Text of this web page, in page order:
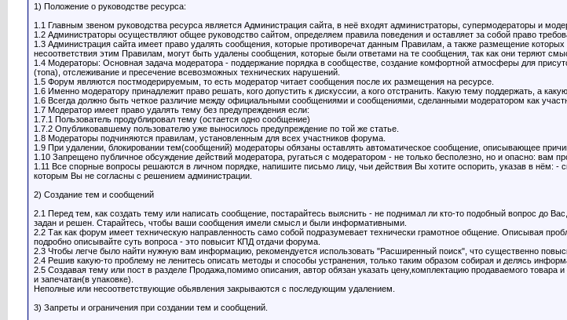
1) Положение о руководстве ресурса:
1.1 Главным звеном руководства ресурса является Администрация сайта, в неё входят администраторы, супермодераторы и
1.2 Администраторы осуществляют общее руководство сайтом, определяем правила поведения и оставляет за собой право
1.3 Администрация сайта имеет право удалять сообщения, которые противоречат данным Правилам, а также размещение
несоответствия этим Правилам, могут быть удалены сообщения, которые были ответами на те сообщения, так как они теряют
1.4 Модераторы: Основная задача модератора - поддержание порядка в сообществе, создание комфортной атмосферы для
(топа), отслеживание и пресечение всевозможных технических нарушений.
1.5 Форум являются постмодерируемым, то есть модератор читает сообщения после их размещения на ресурсе.
1.6 Именно модератору принадлежит право решать, кого допустить к дискуссии, а кого отстранить. Какую тему поддержать, а
1.6 Всегда должно быть четкое различие между официальными сообщениями и сообщениями, сделанными модератором как
1.7 Модератор имеет право удалять тему без предупреждения если:
1.7.1 Пользователь продублировал тему (остается одно сообщение)
1.7.2 Опубликовавшему пользователю уже выносилось предупреждение по той же статье.
1.8 Модераторы подчиняются правилам, установленным для всех участников форума.
1.9 При удалении, блокировании тем(сообщений) модераторы обязаны оставлять автоматическое сообщение, описывающее
1.10 Запрещено публичное обсуждение действий модератора, ругаться с модератором - не только бесполезно, но и опасно: вам
1.11 Все спорные вопросы решаются в личном порядке, напишите письмо лицу, чьи действия Вы хотите оспорить, указав в
которым Вы не согласны с решением администрации.
2) Создание тем и сообщений
2.1 Перед тем, как создать тему или написать сообщение, постарайтесь выяснить - не поднимал ли кто-то подобный вопрос до
задан и решен. Старайтесь, чтобы ваши сообщения имели смысл и были информативными.
2.2 Так как форум имеет техническую направленность само собой подразумевает технически грамотное общение. Описывая
подробно описывайте суть вопроса - это повысит КПД отдачи форума.
2.3 Чтобы легче было найти нужную вам информацию, рекомендуется использовать "Расширенный поиск", что существенно
2.4 Решив какую-то проблему не ленитесь описать методы и способы устранения, только таким образом собирая и делясь
2.5 Создавая тему или пост в разделе Продажа,помимо описания, автор обязан указать цену,комплектацию продаваемого
и запечатан(в упаковке).
Неполные или несоответствующие обьявления закрываются с последующим удалением.
3) Запреты и ограничения при создании тем и сообщений.